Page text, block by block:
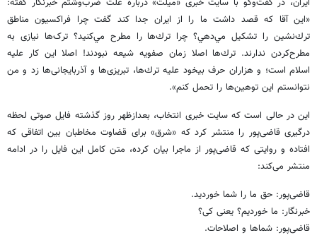
«این آقا که قصد داشت ما را از ايران جدا کند گفت چرا فراكسيون مناطق
ترك‌نشين را تشكيل مي‌دهي؟ چرا ترك‌ها را مطرح مي‌كنید؟ ترک‌ها نیازی به
مطرح‌کردن ندارند. ترك‌ها اصلا زمان صفويه شيعه نبودند! اصلا این کار علیه‌
اسلام است؛ و هزاران حرف بيخود عليه ترك‌ها، تبریزی‌ها و آذربایجانی‌ها زد و من
نتوانستم این توهین‌ها را تحمل کنم».
این در حالی است که سایت خبری انتخاب، بعدازظهر روز گذشته فایل صوتی لحظه
درگیری قاضی‌پور را منتشر کرد که «شرق» برای قضاوت مخاطبان بین اتفاقی که
افتاده و روایتی که قاضی‌پور از ماجرا بیان کرده، متن کامل این فایل را در ادامه
منتشر می‌کند:
قاضی‌پور: حق ما را شما خوردید.
خبرنگار: ما خوردیم؟ یعنی کی؟
قاضی‌پور: شماها و اصلاحات.